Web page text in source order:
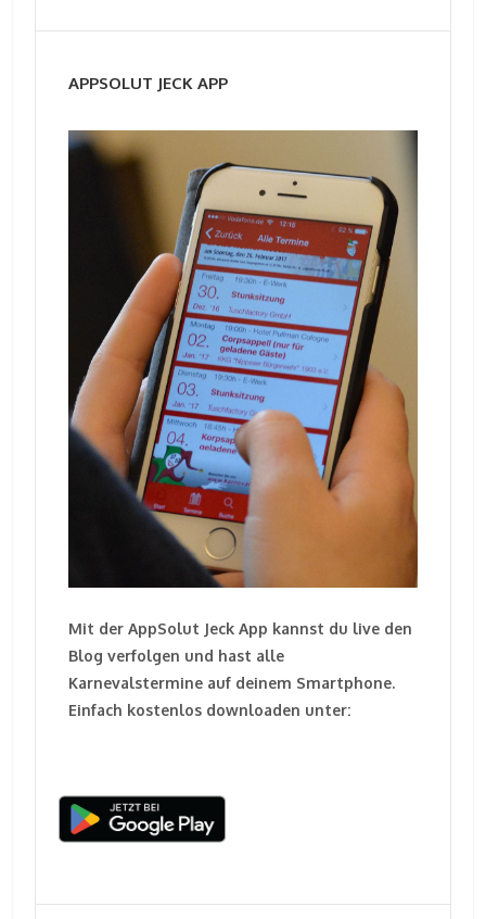
APPSOLUT JECK APP
Mit der AppSolut Jeck App kannst du live den
Blog verfolgen und hast alle
Karnevalstermine auf deinem Smartphone.
Einfach kostenlos downloaden unter: